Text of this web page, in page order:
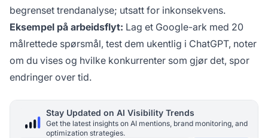
begrenset trendanalyse; utsatt for inkonsekvens.
Eksempel på arbeidsflyt: Lag et Google-ark med 20
målrettede spørsmål, test dem ukentlig i ChatGPT, noter
om du vises og hvilke konkurrenter som gjør det, spor
endringer over tid.
Stay Updated on AI Visibility Trends
Get the latest insights on AI mentions, brand monitoring, and
optimization strategies.